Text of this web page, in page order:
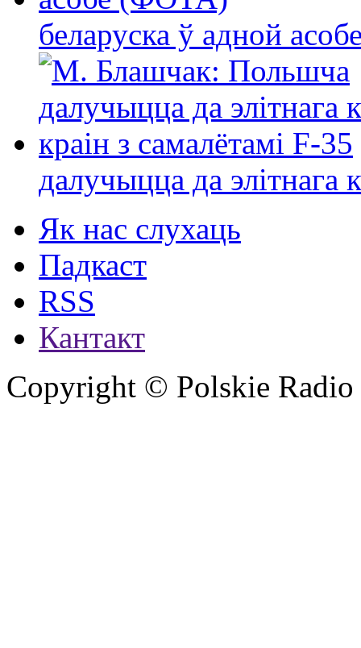
беларуска ў адной
далучыцца да элітнага
Як нас слухаць
Падкаст
RSS
Кантакт
Copyright © Polskie